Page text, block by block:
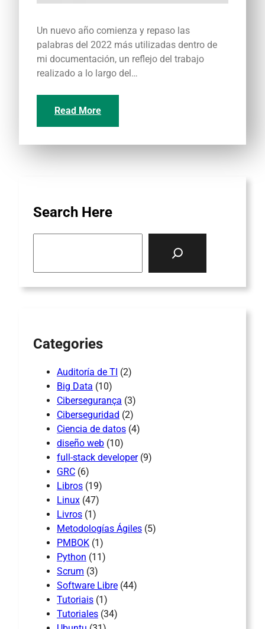
Un nuevo año comienza y repaso las
palabras del 2022 más utilizadas dentro de
mi documentación, un reflejo del trabajo
realizado a lo largo del…
Read More
Search Here
Categories
Auditoría de TI (2)
Big Data (10)
Cibersegurança (3)
Ciberseguridad (2)
Ciencia de datos (4)
diseño web (10)
full-stack developer(9)
GRC (6)
Libros (19)
Linux (47)
Livros (1)
Metodologías Ágiles (5)
PMBOK (1)
Python (11)
Scrum (3)
Software Libre (44)
Tutoriais (1)
Tutoriales (34)